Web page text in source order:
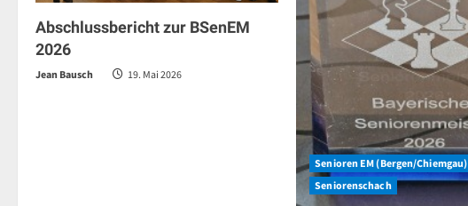
Abschlussbericht zur BSenEM
2026
Jean Bausch 19. Mai 2026
Senioren EM (Bergen/Chiemgau)
Seniorenschach